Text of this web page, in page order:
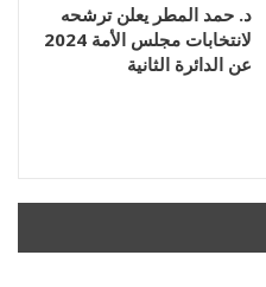
د. حمد المطر يعلن ترشحه
لانتخابات مجلس الأمة 2024
عن الدائرة الثانية